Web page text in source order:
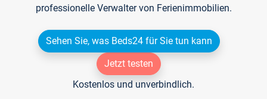
professionelle Verwalter von Ferienimmobilien.
Sehen Sie, was Beds24 für Sie tun kann
Jetzt testen
Kostenlos und unverbindlich.